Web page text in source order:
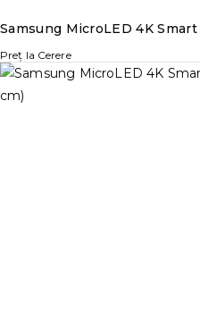
Samsung MicroLED 4K Smart
Preț la Cerere